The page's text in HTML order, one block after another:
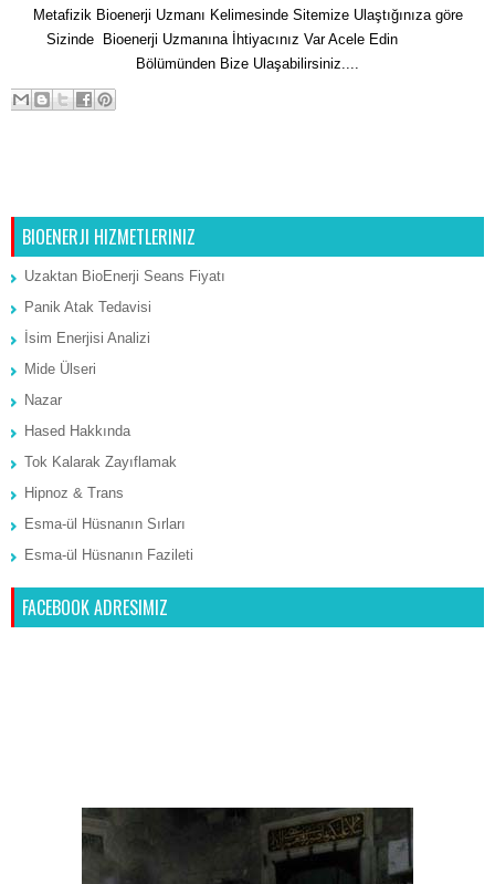
Metafizik Bioenerji Uzmanı Kelimesinde Sitemize Ulaştığınıza göre
Sizinde Bioenerji Uzmanına İhtiyacınız Var Acele Edin
Bölümünden Bize Ulaşabilirsiniz....
BIOENERJI HIZMETLERINIZ
Uzaktan BioEnerji Seans Fiyatı
Panik Atak Tedavisi
İsim Enerjisi Analizi
Mide Ülseri
Nazar
Hased Hakkında
Tok Kalarak Zayıflamak
Hipnoz & Trans
Esma-ül Hüsnanın Sırları
Esma-ül Hüsnanın Fazileti
FACEBOOK ADRESIMIZ